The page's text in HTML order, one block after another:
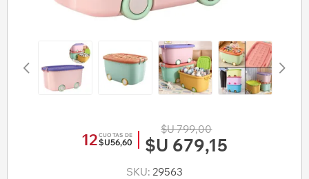
12 CUOTAS DE
$U56,60
$U 799,00
$U 679,15
SKU: 29563